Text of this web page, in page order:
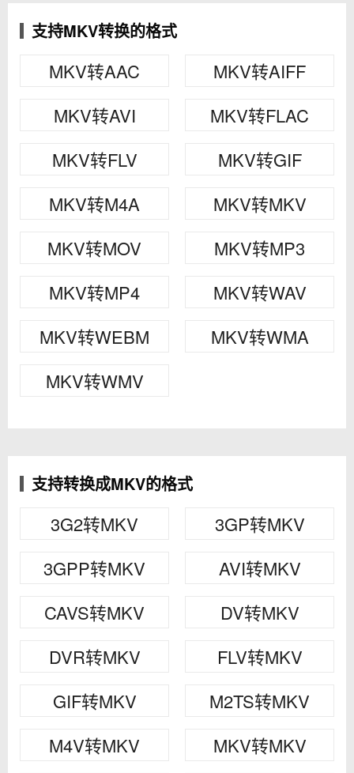
支持MKV转换的格式
MKV转AAC
MKV转AIFF
MKV转AVI
MKV转FLAC
MKV转FLV
MKV转GIF
MKV转M4A
MKV转MKV
MKV转MOV
MKV转MP3
MKV转MP4
MKV转WAV
MKV转WEBM
MKV转WMA
MKV转WMV
支持转换成MKV的格式
3G2转MKV
3GP转MKV
3GPP转MKV
AVI转MKV
CAVS转MKV
DV转MKV
DVR转MKV
FLV转MKV
GIF转MKV
M2TS转MKV
M4V转MKV
MKV转MKV